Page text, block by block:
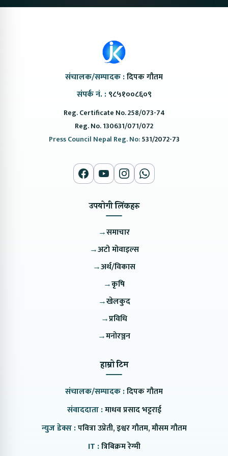
संचालक/सम्पादक :दिपक गौतम
संपर्क नं. : ९८५१००८६०९
Reg. Certificate No. 258/073-74
Reg. No. 130631/071/072
Press Council Nepal Reg. No:531/2072-73
उपयोगी लिंकहरु
→समाचार
→अटो मोवाइल्स
→अर्थ/विकास
→कृषि
→खेलकुद
→प्रविधि
→मनोरञ्जन
हाम्रो टिम
संचालक/सम्पादक :दिपक गौतम
संवाददाता :माधव प्रसाद भट्टराई
न्युज डेक्स :पवित्रा उप्रेती, इश्वर गौतम, मौसम गौतम
IT :त्रिबिक्रम रेग्मी